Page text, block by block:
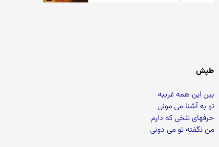
طپش
بین این همه غریبه
تو به آشنا می مونی
حرفهای تلخی که دارم
من نگفته تو می دونی